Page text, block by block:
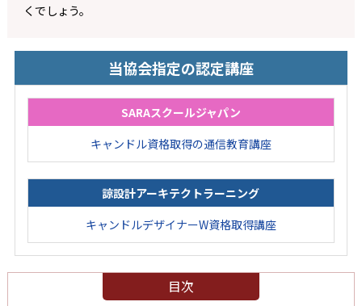
くでしょう。
当協会指定の認定講座
SARAスクールジャパン
キャンドル資格取得の通信教育講座
諒設計アーキテクトラーニング
キャンドルデザイナーW資格取得講座
目次